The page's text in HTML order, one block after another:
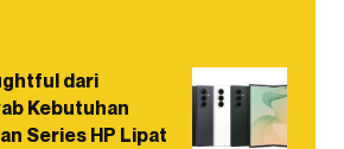
dari
Kebutuhan
Series HP Lipat